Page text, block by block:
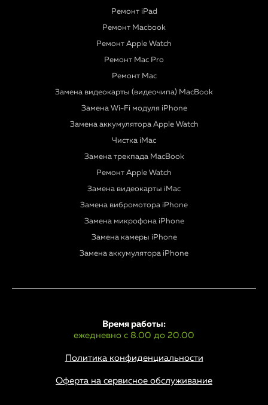
Ремонт iPad
Ремонт Macbook
Ремонт Apple Watch
Ремонт Mac Pro
Ремонт Mac
Замена видеокарты (видеочипа) MacBook
Замена Wi-Fi модуля iPhone
Замена аккумулятора Apple Watch
Чистка iMac
Замена трекпада MacBook
Ремонт Apple Watch
Замена видеокарты iMac
Замена вибромотора iPhone
Замена микрофона iPhone
Замена камеры iPhone
Замена аккумулятора iPhone
Политика конфиденциальности
Время работы:
ежедневно с 8.00 до 20.00
Оферта на сервисное обслуживание